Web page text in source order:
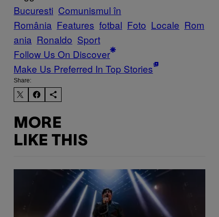
Bucuresti Comunismul în
România Features fotbal Foto Locale Rom
ania Ronaldo Sport
Follow Us On Discover
Make Us Preferred In Top Stories
Share:
MORE
LIKE THIS